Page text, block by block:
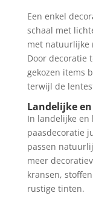
Een enkel
schaal met
met natuurlijke
Door decoratie
gekozen items
terwijl de
Landelijke
In landelijke en
paasdecoratie
passen
meer
kransen,
rustige tinten.